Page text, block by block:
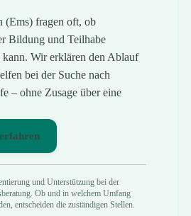
(Ems) fragen oft, ob
Bildung und Teilhabe
kann. Wir erklären den Ablauf
bei der Suche nach
– ohne Zusage über eine
und Unterstützung bei der
Ob und in welchem Umfang
entscheiden die zuständigen Stellen.